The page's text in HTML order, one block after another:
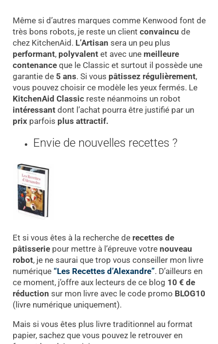
Même si d’autres marques comme Kenwood font de
très bons robots, je reste un client convaincu de
chez KitchenAid. L’Artisan sera un peu plus
performant, polyvalentet avec une meilleure
contenanceque le Classic et surtout il possède une
garantie de 5 ans. Si vous pâtissez régulièrement,
vous pouvez choisir ce modèle les yeux fermés. Le
KitchenAid Classicreste néanmoins un robot
intéressantdont l’achat pourra être justifié par un
prixparfois plus attractif.
Envie de nouvelles recettes ?
Et si vous êtes à la recherche derecettes de
pâtisserie pour mettre à l’épreuve votre nouveau
robot, je ne saurai que trop vous conseiller mon livre
numérique “Les Recettes d’Alexandre”. D’ailleurs en
ce moment, j’offre aux lecteurs de ce blog 10 € de
réduction sur mon livre avec le code promo BLOG10
(livre numérique uniquement).
Mais si vous êtes plus livre traditionnel au format
papier, sachez que vous pouvez le retrouver en